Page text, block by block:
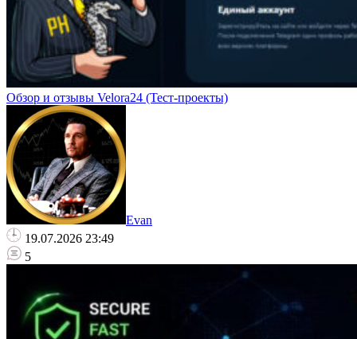
Обзор и отзывы Velora24 (Тест-проекты)
Evan
19.07.2026 23:49
5